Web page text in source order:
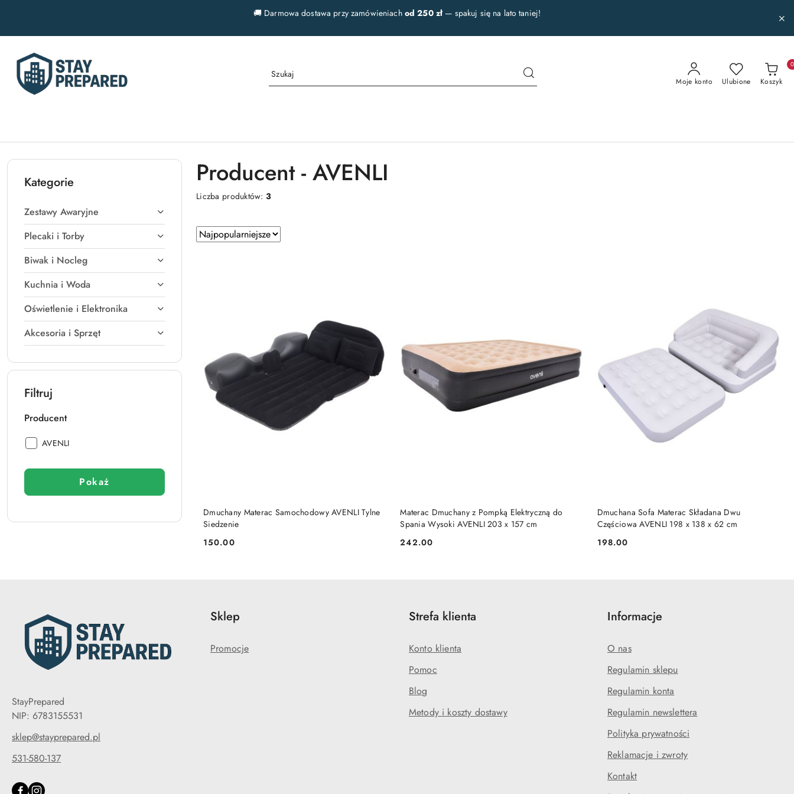
🚚 Darmowa dostawa przy zamówieniach od 250 zł— spakuj się na lato taniej!
Moje konto Ulubione Koszyk
0
Kategorie
Zestawy Awaryjne
Plecaki i Torby
Biwak i Nocleg
Kuchnia i Woda
Oświetlenie i Elektronika
Akcesoria i Sprzęt
Filtruj
Producent
Producent:
AVENLI
Pokaż
Producent - AVENLI
Liczba produktów:3
Zastosowano
sortowanie:
Sortuj
według
Dmuchany Materac Samochodowy AVENLI Tylne
Siedzenie
Cena:
150.00
DO KOSZYKA
Materac Dmuchany z Pompką Elektryczną do
Spania Wysoki AVENLI 203 x 157 cm
Cena:
242.00
DO KOSZYKA
Dmuchana Sofa Materac Składana Dwu
Częściowa AVENLI 198 x 138 x 62 cm
Cena:
198.00
PRODUKT NIEDOSTĘPNY
StayPrepared
NIP: 6783155531
sklep@stayprepared.pl
531-580-137
Sklep
Promocje
Strefa klienta
Konto klienta
Pomoc
Blog
Metody i koszty dostawy
Informacje
O nas
Regulamin sklepu
Regulamin konta
Regulamin newslettera
Polityka prywatności
Reklamacje i zwroty
Kontakt